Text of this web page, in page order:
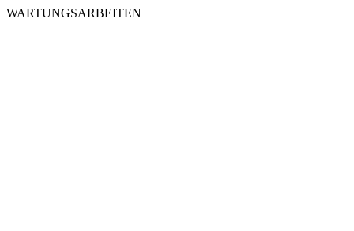
WARTUNGSARBEITEN